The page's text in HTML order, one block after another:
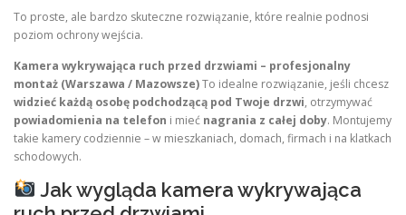
To proste, ale bardzo skuteczne rozwiązanie, które realnie podnosi
poziom ochrony wejścia.
Kamera wykrywająca ruch przed drzwiami – profesjonalny
montaż (Warszawa / Mazowsze)To idealne rozwiązanie, jeśli chcesz
widzieć każdą osobę podchodzącą pod Twoje drzwi, otrzymywać
powiadomienia na telefon i mieć nagrania z całej doby. Montujemy
takie kamery codziennie – w mieszkaniach, domach, firmach i na klatkach
schodowych.
Jak wygląda kamera wykrywająca